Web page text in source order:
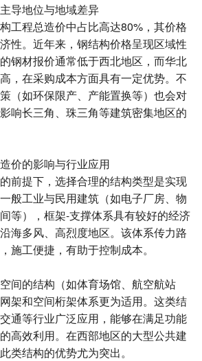
导地位与地域差异
工程总造价中占比高达80%，其价格
性。近年来，钢结构价格呈现区域性
钢材报价通常低于西北地区，而华北
，在采购成本方面具有一定优势。不
（如环保限产、产能置换等）也会对
响长三角、珠三角等建筑密集地区的
价的影响与行业应用
前提下，选择合理的结构类型是实现
般工业与民用建筑（如电子厂房、物
等），框架-支撑体系具有较好的经济
海多风、高烈度地区。该体系传力路
施工便捷，有助于控制成本。
间的结构（如体育场馆、航空航站
架和空间桁架体系更为适用。这类结
通等行业广泛应用，能够在满足功能
高效利用。在西部地区的大型公共建
类结构的优势尤为突出。